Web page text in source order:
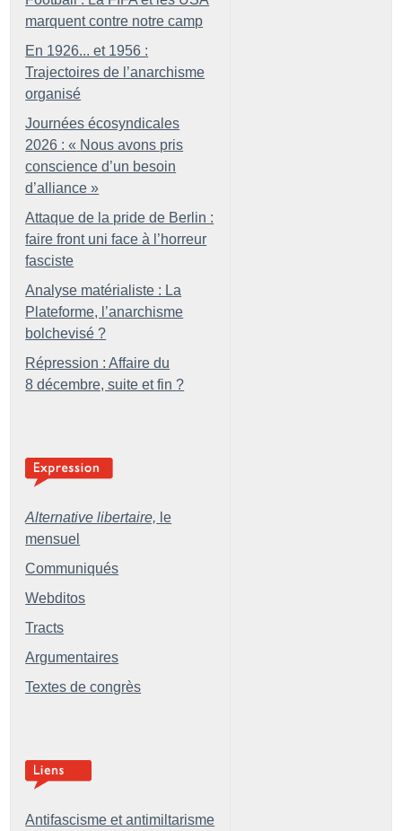
marquent contre notre camp
En 1926... et 1956 :
Trajectoires de l’anarchisme
organisé
Journées écosyndicales
2026 : « Nous avons pris
conscience d’un besoin
d’alliance »
Attaque de la pride de Berlin :
faire front uni face à l’horreur
fasciste
Analyse matérialiste : La
Plateforme, l’anarchisme
bolchevisé ?
Répression : Affaire du
8 décembre, suite et fin ?
Alternative libertaire, le
mensuel
Communiqués
Webditos
Tracts
Argumentaires
Textes de congrès
Antifascisme et antimiltarisme